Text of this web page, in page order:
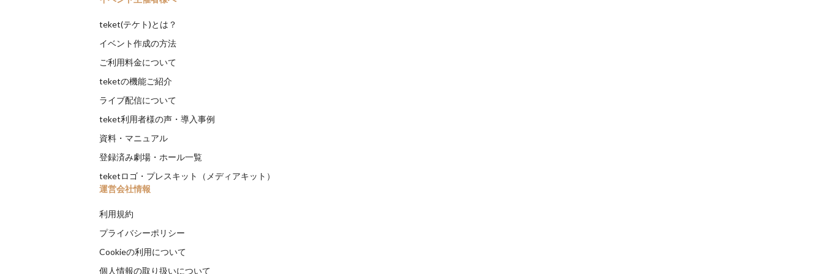
teket(テケト)とは？
イベント作成の方法
ご利用料金について
teketの機能ご紹介
ライブ配信について
teket利用者様の声・導入事例
資料・マニュアル
登録済み劇場・ホール一覧
teketロゴ・プレスキット（メディアキット）
運営会社情報
利用規約
プライバシーポリシー
Cookieの利用について
個人情報の取り扱いについて